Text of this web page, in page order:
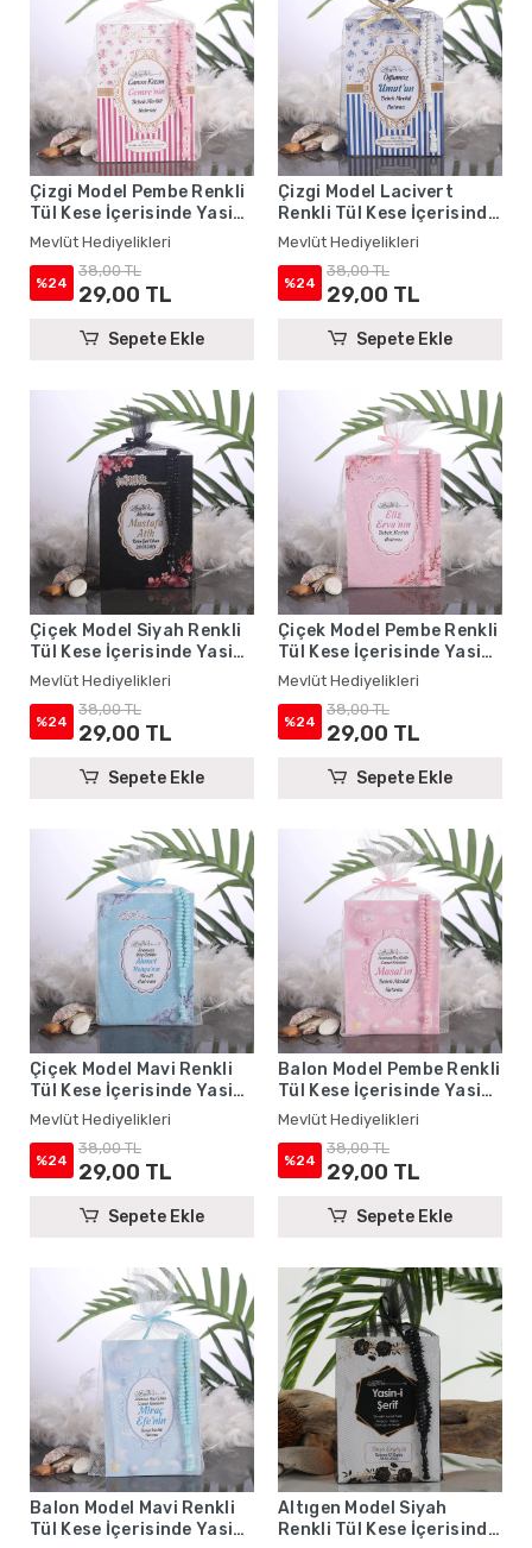
Çizgi Model Pembe Renkli
Tül Kese İçerisinde Yasin
Kitabı ve Tesbih - Mevlüt
Hediyelikleri
Mevlüt Hediyelikleri
%24
38,00 TL
29,00 TL
Sepete Ekle
Çizgi Model Lacivert
Renkli Tül Kese İçerisinde
Yasin Kitabı ve Tesbih -
Mevlüt Hediyelikleri
Mevlüt Hediyelikleri
%24
38,00 TL
29,00 TL
Sepete Ekle
Çiçek Model Siyah Renkli
Tül Kese İçerisinde Yasin
Kitabı ve Tesbih - Mevlüt
Hediyelikleri
Mevlüt Hediyelikleri
%24
38,00 TL
29,00 TL
Sepete Ekle
Çiçek Model Pembe Renkli
Tül Kese İçerisinde Yasin
Kitabı ve Tesbih - Mevlüt
Hediyelikleri
Mevlüt Hediyelikleri
%24
38,00 TL
29,00 TL
Sepete Ekle
Çiçek Model Mavi Renkli
Tül Kese İçerisinde Yasin
Kitabı ve Tesbih - Mevlüt
Hediyelikleri
Mevlüt Hediyelikleri
%24
38,00 TL
29,00 TL
Sepete Ekle
Balon Model Pembe Renkli
Tül Kese İçerisinde Yasin
Kitabı ve Tesbih - Mevlüt
Hediyelikleri
Mevlüt Hediyelikleri
%24
38,00 TL
29,00 TL
Sepete Ekle
Balon Model Mavi Renkli
Tül Kese İçerisinde Yasin
Altıgen Model Siyah
Renkli Tül Kese İçerisinde